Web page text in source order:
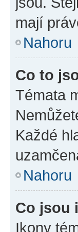
mají
Nahoru
Co to
Témata
Každé
Nahoru
Co jsou
Ikony